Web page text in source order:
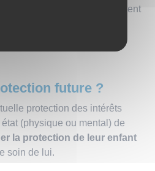
et subrogé tuteur ne peuvent
et d’intervenir au cas de
future ?
protection des intérêts
(physique ou mental) de
la protection de leur enfant
soin de lui.